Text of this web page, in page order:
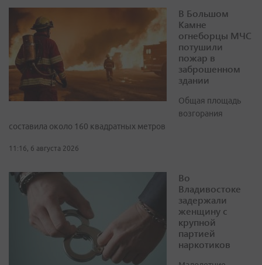
В Большом
Камне
огнеборцы МЧС
потушили
пожар в
заброшенном
здании
Общая площадь
возгорания
составила около 160 квадратных метров
11:16, 6 августа 2026
Во
Владивостоке
задержали
женщину с
крупной
партией
наркотиков